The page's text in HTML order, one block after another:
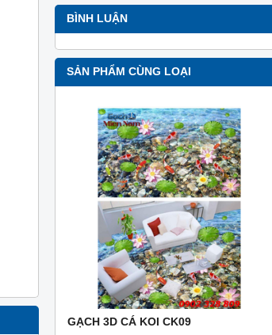
BÌNH LUẬN
SẢN PHẨM CÙNG LOẠI
GẠCH 3D CÁ KOI CK09